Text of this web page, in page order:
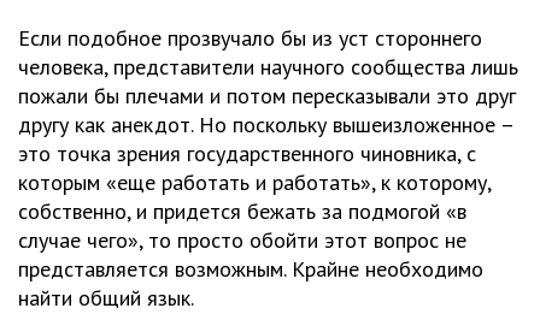
Если подобное прозвучало бы из уст стороннего
человека, представители научного сообщества лишь
пожали бы плечами и потом пересказывали это друг
другу как анекдот. Но поскольку вышеизложенное –
это точка зрения государственного чиновника, с
которым «еще работать и работать», к которому,
собственно, и придется бежать за подмогой «в
случае чего», то просто обойти этот вопрос не
представляется возможным. Крайне необходимо
найти общий язык.